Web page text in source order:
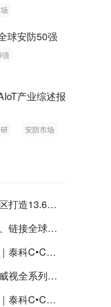
球安防50强
产业综述报
安防市场
打造13.6公
链接全球：
国安防出海
泰科C•CUR
能新时代
视全系列物
放心！
泰科C•CUR